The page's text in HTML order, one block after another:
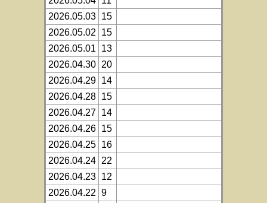
2026.05.03 15
2026.05.02
15
2026.05.01
13
2026.04.30 20
2026.04.29 14
2026.04.28 15
2026.04.27 14
2026.04.26 15
2026.04.25 16
2026.04.24 22
2026.04.23 12
2026.04.22 9